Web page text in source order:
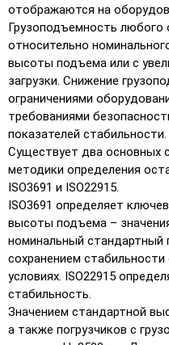
отображаются на
Грузоподъемность любого
относительно
высоты подъема или с
загрузки. Снижение
ограничениями
требованиями
показателей стабильности.
Существует два основных
методики определения
ISO3691 и ISO22915.
ISO3691 определяет
высоты подъема –
номинальный стандартный
сохранением
условиях. ISO22915
стабильность.
Значением стандартной
а также погрузчиков с